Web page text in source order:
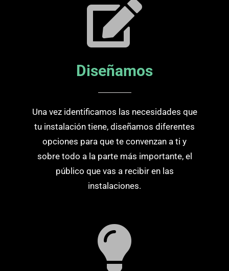
Diseñamos
Una vez identificamos las necesidades que
tu instalación tiene, diseñamos diferentes
opciones para que te convenzan a ti y
sobre todo a la parte más importante, el
público que vas a recibir en las
instalaciones.